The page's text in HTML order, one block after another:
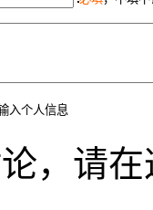
入个人信息
，请在